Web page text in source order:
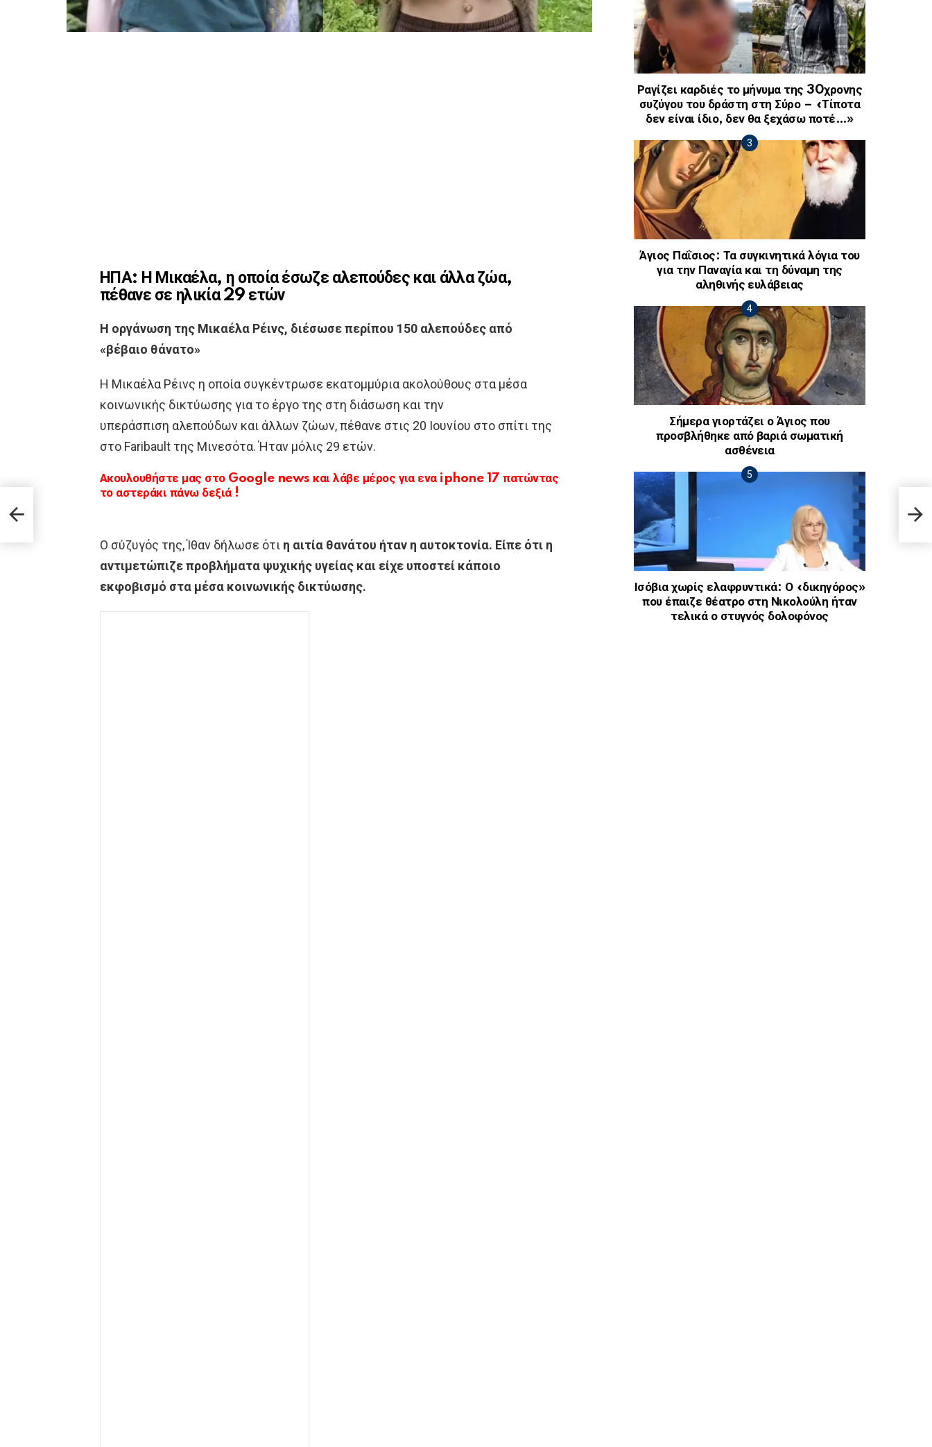
ΗΠΑ: Η Μικαέλα, η οποία έσωζε αλεπούδες και άλλα ζώα,
πέθανε σε ηλικία 29 ετών
Η οργάνωση της Μικαέλα Ρέινς, διέσωσε περίπου 150 αλεπούδες από
«βέβαιο θάνατο»
Η Μικαέλα Ρέινς η οποία συγκέντρωσε εκατομμύρια ακολούθους στα μέσα
κοινωνικής δικτύωσης για το έργο της στη διάσωση και την
υπεράσπιση αλεπούδων και άλλων ζώων, πέθανε στις 20 Ιουνίου στο σπίτι της
στο Faribault της Μινεσότα. Ήταν μόλις 29 ετών.
Ακουλουθήστε μας στο Google news και λάβε μέρος για ενα iphone 17 πατώντας
το αστεράκι πάνω δεξιά !
Ο σύζυγός της, Ίθαν δήλωσε ότι η αιτία θανάτου ήταν η αυτοκτονία. Είπε ότι η
αντιμετώπιζε προβλήματα ψυχικής υγείας και είχε υποστεί κάποιο
εκφοβισμό στα μέσα κοινωνικής δικτύωσης.
Ραγίζει καρδιές το μήνυμα της 30χρονης
συζύγου του δράστη στη Σύρο – «Τίποτα
δεν είναι ίδιο, δεν θα ξεχάσω ποτέ…»
Άγιος Παΐσιος: Τα συγκινητικά λόγια του
για την Παναγία και τη δύναμη της
αληθινής ευλάβειας
Σήμερα γιορτάζει ο Άγιος που
προσβλήθηκε από βαριά σωματική
ασθένεια
Ισόβια χωρίς ελαφρυντικά: Ο «δικηγόρος»
που έπαιζε θέατρο στη Νικολούλη ήταν
τελικά ο στυγνός δολοφόνος